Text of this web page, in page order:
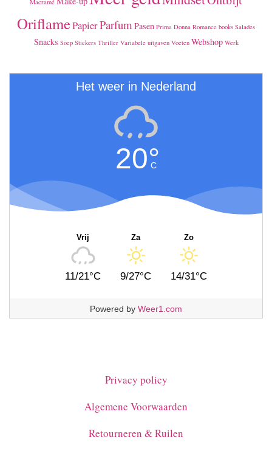
Macramé
OriflamePapierParfumPasen Prima Donna Romance books Salades
Snacks Soep Stickers Thriller Variabele uitgaven Voeten Webshop Werk
Het weer in Nederland
20°
C
Vrij
11/21°C
Za
9/27°C
Zo
14/31°C
Powered by Weer1.com
Privacy policy
Algemene Voorwaarden
Retourneren & Ruilen